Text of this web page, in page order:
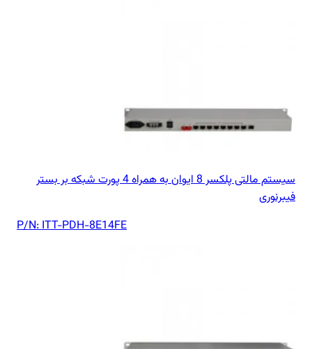
سیستم مالتی پلکسر 8 ایوان به همراه 4 پورت شبکه بر بستر
فیبرنوری
P/N:ITT-PDH-8E14FE